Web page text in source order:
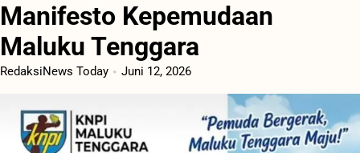
Manifesto Kepemudaan
Maluku Tenggara
RedaksiNews Today Juni 12, 2026